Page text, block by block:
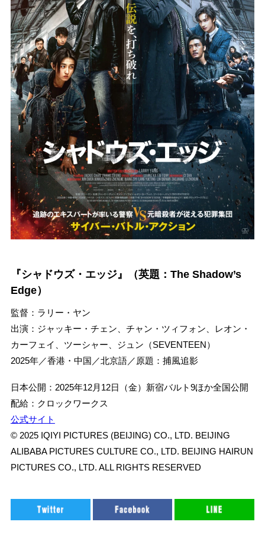
『シャドウズ・エッジ』（英題：The Shadow’s
Edge）
監督：ラリー・ヤン
出演：ジャッキー・チェン、チャン・ツィフォン、レオン・
カーフェイ、ツーシャー、ジュン（SEVENTEEN）
2025年／香港・中国／北京語／原題：捕風追影
日本公開：2025年12月12日（金）新宿バルト9ほか全国公開
配給：クロックワークス
公式サイト
© 2025 IQIYI PICTURES (BEIJING) CO., LTD. BEIJING
ALIBABA PICTURES CULTURE CO., LTD. BEIJING HAIRUN
PICTURES CO., LTD. ALL RIGHTS RESERVED